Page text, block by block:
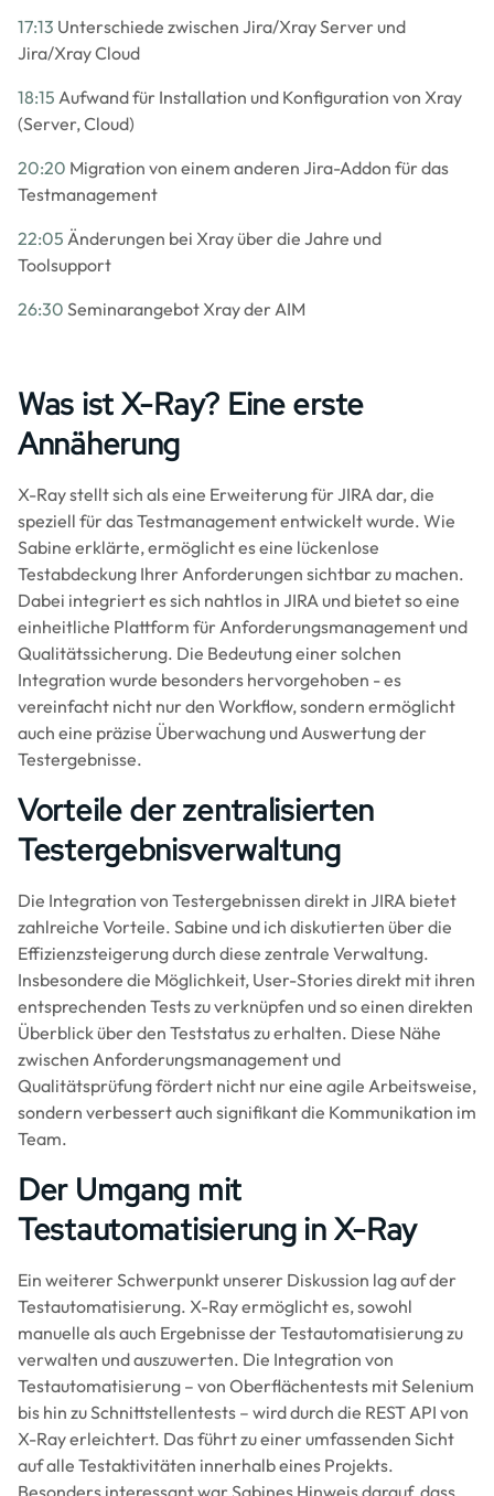
17:13 Unterschiede zwischen Jira/Xray Server und
Jira/Xray Cloud
18:15 Aufwand für Installation und Konfiguration von Xray
(Server, Cloud)
20:20 Migration von einem anderen Jira-Addon für das
Testmanagement
22:05 Änderungen bei Xray über die Jahre und
Toolsupport
26:30 Seminarangebot Xray der AIM
Was ist X-Ray? Eine erste
Annäherung
X-Ray stellt sich als eine Erweiterung für JIRA dar, die
speziell für das Testmanagement entwickelt wurde. Wie
Sabine erklärte, ermöglicht es eine lückenlose
Testabdeckung Ihrer Anforderungen sichtbar zu machen.
Dabei integriert es sich nahtlos in JIRA und bietet so eine
einheitliche Plattform für Anforderungsmanagement und
Qualitätssicherung. Die Bedeutung einer solchen
Integration wurde besonders hervorgehoben - es
vereinfacht nicht nur den Workflow, sondern ermöglicht
auch eine präzise Überwachung und Auswertung der
Testergebnisse.
Vorteile der zentralisierten
Testergebnisverwaltung
Die Integration von Testergebnissen direkt in JIRA bietet
zahlreiche Vorteile. Sabine und ich diskutierten über die
Effizienzsteigerung durch diese zentrale Verwaltung.
Insbesondere die Möglichkeit, User-Stories direkt mit ihren
entsprechenden Tests zu verknüpfen und so einen direkten
Überblick über den Teststatus zu erhalten. Diese Nähe
zwischen Anforderungsmanagement und
Qualitätsprüfung fördert nicht nur eine agile Arbeitsweise,
sondern verbessert auch signifikant die Kommunikation im
Team.
Der Umgang mit
Testautomatisierung in X-Ray
Ein weiterer Schwerpunkt unserer Diskussion lag auf der
Testautomatisierung. X-Ray ermöglicht es, sowohl
manuelle als auch Ergebnisse der Testautomatisierung zu
verwalten und auszuwerten. Die Integration von
Testautomatisierung – von Oberflächentests mit Selenium
bis hin zu Schnittstellentests – wird durch die REST API von
X-Ray erleichtert. Das führt zu einer umfassenden Sicht
auf alle Testaktivitäten innerhalb eines Projekts.